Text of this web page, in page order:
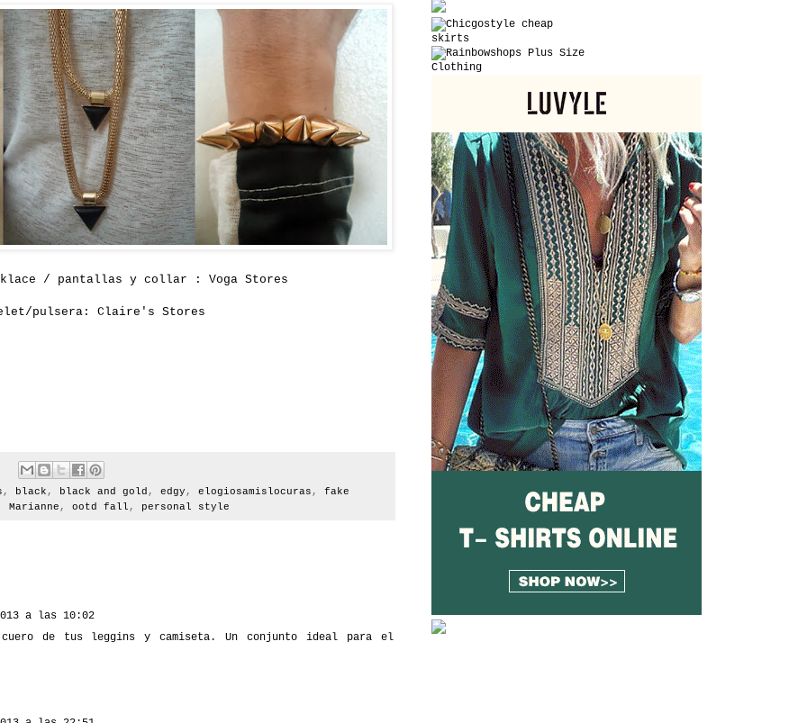
/ pantallas y collar : Voga Stores
pulsera: Claire's Stores
, black, black and gold, edgy, elogiosamislocuras, fake
Marianne, ootd fall, personal style
a las 10:02
cuero de tus leggins y camiseta. Un conjunto ideal para el